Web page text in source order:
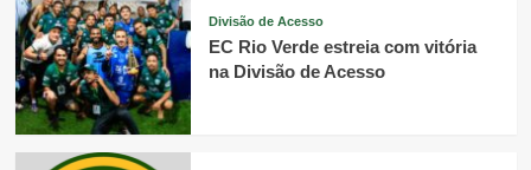
Divisão de Acesso
EC Rio Verde estreia com vitória
na Divisão de Acesso